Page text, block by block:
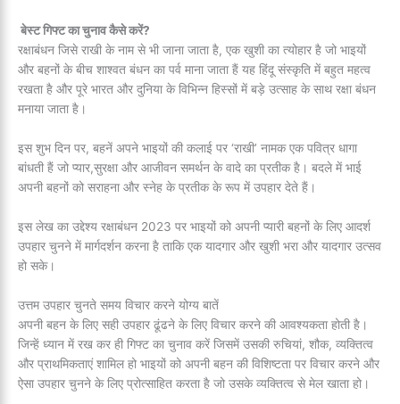
बेस्ट गिफ्ट का चुनाव कैसे करें?
रक्षाबंधन जिसे राखी के नाम से भी जाना जाता है, एक खुशी का त्योहार है जो भाइयों
और बहनों के बीच शाश्वत बंधन का पर्व माना जाता हैं यह हिंदू संस्कृति में बहुत महत्व
रखता है और पूरे भारत और दुनिया के विभिन्न हिस्सों में बड़े उत्साह के साथ रक्षा बंधन
मनाया जाता है।
इस शुभ दिन पर, बहनें अपने भाइयों की कलाई पर ‘राखी’ नामक एक पवित्र धागा
बांधती हैं जो प्यार,सुरक्षा और आजीवन समर्थन के वादे का प्रतीक है। बदले में भाई
अपनी बहनों को सराहना और स्नेह के प्रतीक के रूप में उपहार देते हैं।
इस लेख का उद्देश्य रक्षाबंधन 2023 पर भाइयों को अपनी प्यारी बहनों के लिए आदर्श
उपहार चुनने में मार्गदर्शन करना है ताकि एक यादगार और खुशी भरा और यादगार उत्सव
हो सके।
उत्तम उपहार चुनते समय विचार करने योग्य बातें
अपनी बहन के लिए सही उपहार ढूंढने के लिए विचार करने की आवश्यकता होती है।
जिन्हें ध्यान में रख कर ही गिफ्ट का चुनाव करें जिसमें उसकी रुचियां, शौक, व्यक्तित्व
और प्राथमिकताएं शामिल हो भाइयों को अपनी बहन की विशिष्टता पर विचार करने और
ऐसा उपहार चुनने के लिए प्रोत्साहित करता है जो उसके व्यक्तित्व से मेल खाता हो।